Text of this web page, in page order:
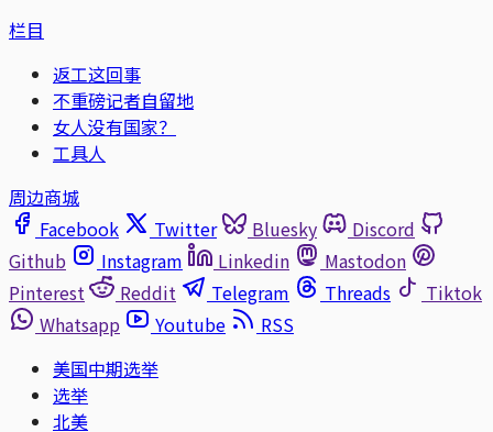
栏目
返工这回事
不重磅记者自留地
女人没有国家？
工具人
周边商城
Facebook
Twitter Bluesky
Discord
Github
Instagram Linkedin
Mastodon
Pinterest
Reddit Telegram Threads
Tiktok
Whatsapp
Youtube
RSS
美国中期选举
选举
北美